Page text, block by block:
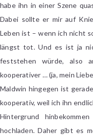
habe ihn in einer Szene
Dabei sollte er mir auf
Leben ist – wenn ich nicht
längst tot. Und es ist ja
feststehen würde, also
kooperativer … (ja, mein
Maldwin hingegen ist
kooperativ, weil ich ihn
Hintergrund
hochladen. Daher gibt es